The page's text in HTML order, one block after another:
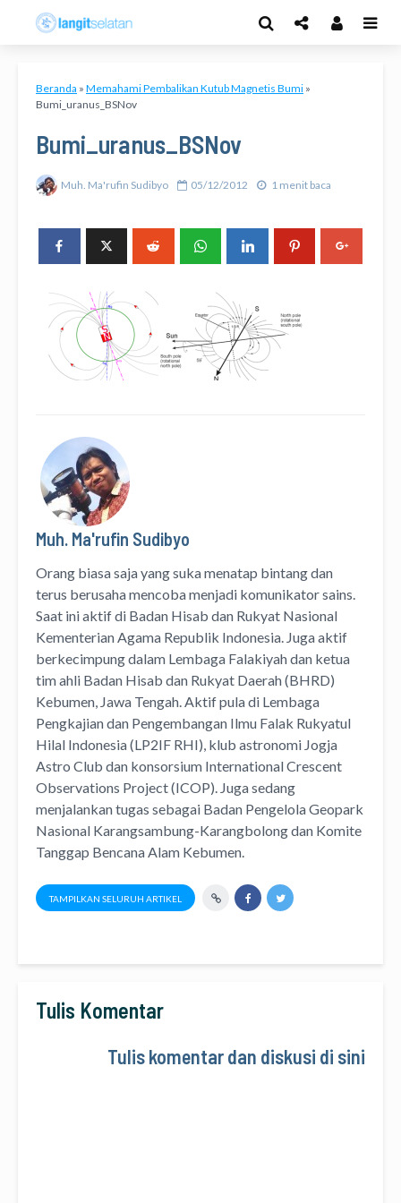
Beranda » Memahami Pembalikan Kutub Magnetis Bumi »
Bumi_uranus_BSNov
Bumi_uranus_BSNov
Muh. Ma'rufin Sudibyo 05/12/2012 1 menit baca
Muh. Ma'rufin Sudibyo
Orang biasa saja yang suka menatap bintang dan
terus berusaha mencoba menjadi komunikator sains.
Saat ini aktif di Badan Hisab dan Rukyat Nasional
Kementerian Agama Republik Indonesia. Juga aktif
berkecimpung dalam Lembaga Falakiyah dan ketua
tim ahli Badan Hisab dan Rukyat Daerah (BHRD)
Kebumen, Jawa Tengah. Aktif pula di Lembaga
Pengkajian dan Pengembangan Ilmu Falak Rukyatul
Hilal Indonesia (LP2IF RHI), klub astronomi Jogja
Astro Club dan konsorsium International Crescent
Observations Project (ICOP). Juga sedang
menjalankan tugas sebagai Badan Pengelola Geopark
Nasional Karangsambung-Karangbolong dan Komite
Tanggap Bencana Alam Kebumen.
TAMPILKAN SELURUH ARTIKEL
Tulis Komentar
Tulis komentar dan diskusi di sini